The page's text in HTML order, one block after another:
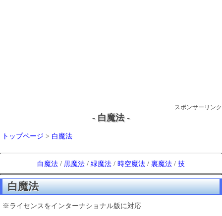
スポンサーリンク
- 白魔法 -
トップページ > 白魔法
白魔法 / 黒魔法 / 緑魔法 / 時空魔法 / 裏魔法 / 技
白魔法
※ライセンスをインターナショナル版に対応